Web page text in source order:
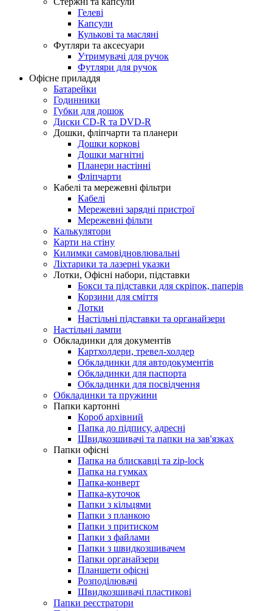
Гелеві
Капсули
Кулькові та масляні
Футляри та аксесуари
Утримувачі для ручок
Футляри для ручок
Офісне приладдя
Батарейки
Годинники
Губки для дошок
Диски CD-R та DVD-R
Дошки, фліпчарти та планери
Дошки коркові
Дошки магнітні
Планери настінні
Фліпчарти
Кабелі та мережевні фільтри
Кабелі
Мережевні зарядні пристрої
Мережевні фільти
Калькулятори
Карти на стіну
Килимки самовідновлювальні
Ліхтарики та лазерні указки
Лотки, Офісні набори, підставки
Бокси та підставки для скріпок, паперів
Корзини для сміття
Лотки
Настільні підставки та органайзери
Настільні лампи
Обкладинки для документів
Картхолдери, тревел-холдер
Обкладинки для автодокументів
Обкладинки для паспорта
Обкладинки для посвідчення
Обкладинки та пружини
Папки картонні
Короб архівний
Папка до підпису, адресні
Швидкозшивачі та папки на зав'язках
Папки офісні
Папка на блискавці та zip-lock
Папка на гумках
Папка-конверт
Папка-куточок
Папки з кільцями
Папки з планкою
Папки з притиском
Папки з файлами
Папки з швидкозшивачем
Папки органайзери
Планшети офісні
Розподілювачі
Швидкозшивачі пластикові
Папки реєстратори